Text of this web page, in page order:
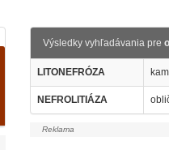
Výsledky vyhľadávania pre
LITONEFRÓZA
NEFROLITIÁZA